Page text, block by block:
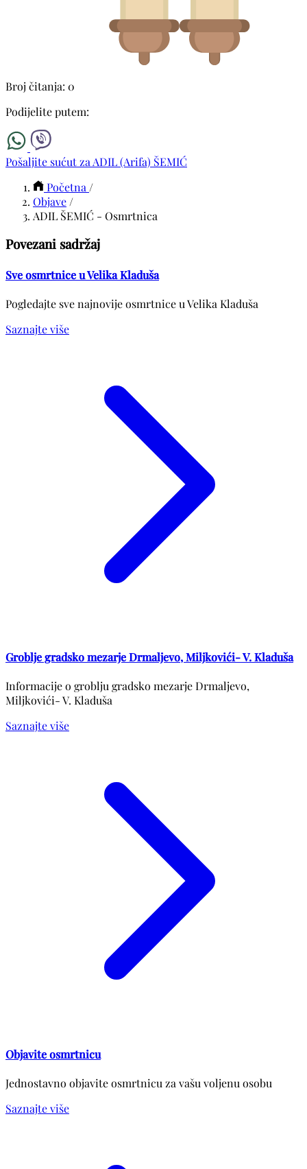
Broj čitanja: 0
Podijelite putem:
Pošaljite sućut za ADIL (Arifa) ŠEMIĆ
Početna /
Objave /
ADIL ŠEMIĆ - Osmrtnica
Povezani sadržaj
Sve osmrtnice u Velika Kladuša
Pogledajte sve najnovije osmrtnice u Velika Kladuša
Saznajte više
Groblje gradsko mezarje Drmaljevo, Miljkovići- V. Kladuša
Informacije o groblju gradsko mezarje Drmaljevo,
Miljkovići- V. Kladuša
Saznajte više
Objavite osmrtnicu
Jednostavno objavite osmrtnicu za vašu voljenu osobu
Saznajte više